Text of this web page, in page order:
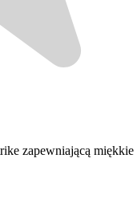
zapewniającą miękkie